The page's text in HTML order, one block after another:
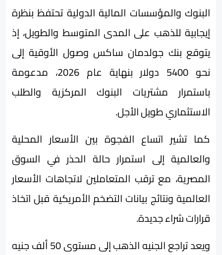
البنوك والمؤسسات المالية الدولية تحتفظ بنظرة
إيجابية للذهب على المدى المتوسط والطويل، إذ
يتوقع بنك جولدمان ساكس وصول الأوقية إلى
نحو 5400 دولار بنهاية عام 2026، مدعومة
باستمرار مشتريات البنوك المركزية والطلب
الاستثماري طويل الأجل.
كما تشير اتساع الفجوة بين الأسعار المحلية
والعالمية إلى استمرار حالة الحذر في السوق
المصرية، مع ترقب المتعاملين لاتجاهات الأسعار
العالمية ونتائج بيانات التضخم الأمريكية قبل اتخاذ
قرارات شراء جديدة.
ويعد تراجع الجنيه الذهب إلى مستوى 50 ألف جنيه